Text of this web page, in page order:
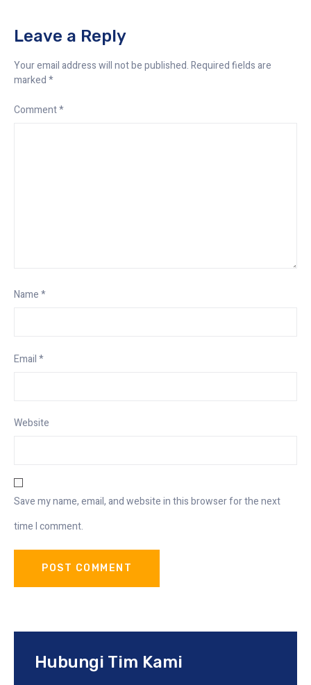
Leave a Reply
Your email address will not be published.Required fields are
marked*
Comment*
Name*
Email*
Website
Save my name, email, and website in this browser for the next
time I comment.
Hubungi Tim Kami